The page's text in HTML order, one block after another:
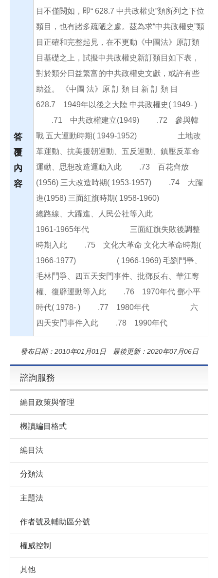
答
覆
內
容
目不僅闕如，即“ 628.7 中共政權史”類所列之下位
類目，也有諸多疏陋之處。茲為求“中共政權史”類
目正確和完整起見，在不更動《中圖法》原訂類
目基礎之上，試擬中共政權史新訂類目如下表，
對於類分日益繁富的中共政權史文獻，或許有些
助益。 《中圖 法》原 訂 類 目 新 訂 類 目
628.7 1949年以後之大陸 中共政權史( 1949- )
.71 中共政權建立(1949) .72 參與韓
戰 五大運動時期( 1949-1952) 土地改
革運動、抗美援朝運動、五反運動、鎮壓反革命
運動、思想改造運動入此 .73 百花齊放
(1956) 三大改造時期( 1953-1957) .74 大躍
進(1958) 三面紅旗時期( 1958-1960)
總路線、大躍進、人民公社等入此
1961-1965年代 三面紅旗失敗後調整
時期入此 .75 文化大革命 文化大革命時期(
1966-1977) ( 1966-1969) 毛劉鬥爭、
毛林鬥爭、四五天安門事件、批鄧反右、華江奪
權、復辟運動等入此 .76 1970年代 鄧小平
時代( 1978- ) .77 1980年代 六
四天安門事件入此 .78 1990年代
發布日期：2010年01月01日 最後更新：2020年07月06日
諮詢服務
編目政策與管理
機讀編目格式
編目法
分類法
主題法
作者號及輔助區分號
權威控制
其他